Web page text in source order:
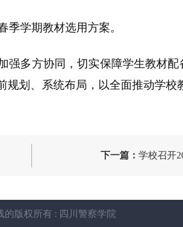
季学期教材选用方案。
多方协同，切实保障学生教材
划、系统布局，以全面推动学
下一篇： 学校召开
的版权所有 : 四川警察学院